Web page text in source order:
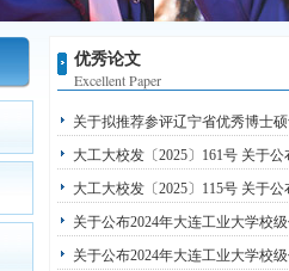
优秀论文
Excellent Paper
关于拟推荐参评辽宁省优秀博士
大工大校发〔2025〕161号 关于
大工大校发〔2025〕115号 关于
关于公布2024年大连工业大学校
关于公布2024年大连工业大学校